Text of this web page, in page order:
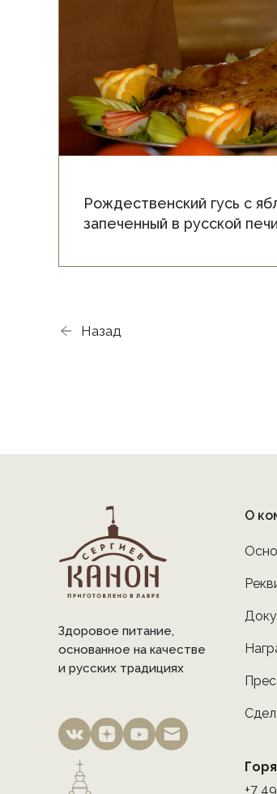
Рождественский гусь с
запеченный в русской печи
Назад
Здоровое питание,
основанное на качестве
и русских традициях
О
+7